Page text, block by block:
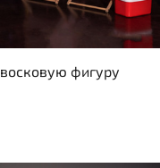
фигуру